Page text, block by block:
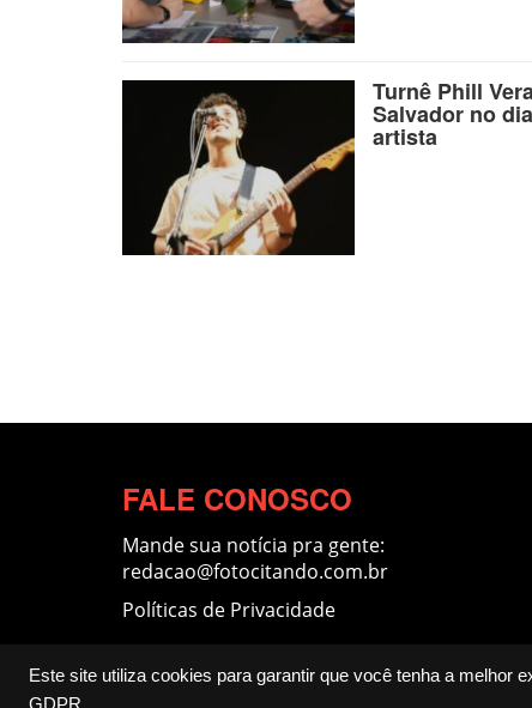
Este site utiliza cookies para garantir que você tenha a melhor
Turnê Phill
Salvador no
artista
FALE CONOSCO
Mande sua notícia pra gente:
redacao@fotocitando.com.br
Políticas de Privacidade
Fotocitando